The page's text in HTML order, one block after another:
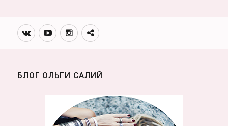
Вконтакте
YoutubeИнстаграмм
Телеграм
БЛОГ ОЛЬГИ САЛИЙ